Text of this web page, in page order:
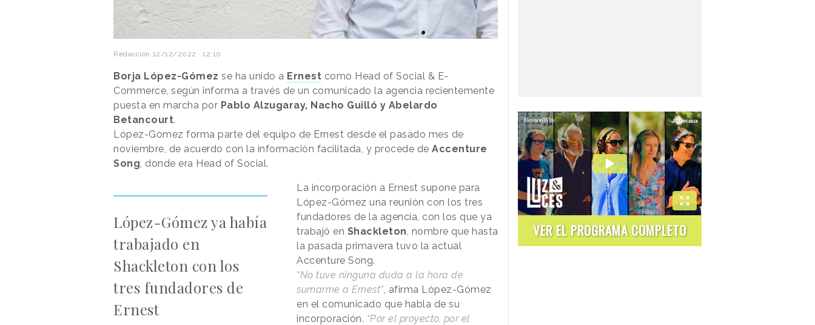
Redacción 12/12/2022 · 12:10
Borja López-Gómez se ha unido a Ernest como Head of Social & E-
Commerce, según informa a través de un comunicado la agencia recientemente
puesta en marcha por Pablo Alzugaray, Nacho Guilló y Abelardo
Betancourt.
López-Gomez forma parte del equipo de Ernest desde el pasado mes de
noviembre, de acuerdo con la información facilitada, y procede de Accenture
Song , donde era Head of Social.
López-Gómez ya había
trabajado en
Shackleton con los
tres fundadores de
Ernest
La incorporación a Ernest supone para
López-Gómez una reunión con los tres
fundadores de la agencia, con los que ya
trabajó en Shackleton , nombre que hasta
la pasada primavera tuvo la actual
Accenture Song.
“No tuve ninguna duda a la hora de
sumarme a Ernest” , afirma López-Gómez
en el comunicado que habla de su
incorporación. “Por el proyecto, por el
VER EL PROGRAMA COMPLETO